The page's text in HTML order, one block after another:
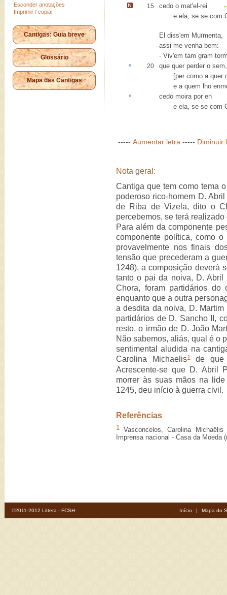
Esconder anotações
Imprimir / copiar
Cantigas: Guia breve
Glossário
Mapa das Cantigas
15 cedo o mat'el-rei
e ela, se se com
El diss'em Muïmenta,
assi me venha bem:
- Viv'em tam gram
20 que quer perder o sem,
[per como a quer
e a quem lho
cedo moira por en
e ela, se se com
----- Aumentar letra ----- Diminuir
Nota geral:
Cantiga que tem como tema
poderoso rico-homem D.
de Riba de Vizela, dito o
percebemos, se terá
Para além da componente
componente política, como
provavelmente nos finais
tensão que precederam a
1248), a composição deverá
tanto o pai da noiva, D. Abril
Chora, foram partidários do
enquanto que a outra
a desdita da noiva, D.
partidários de D. Sancho II,
resto, o irmão de D. João
Não sabemos, aliás, qual é o
sentimental aludida na
Carolina Michaelis1de que
Acrescente-se que D. Abril
morrer às suas mãos na
1245, deu início à guerra civil.
Referências
1
Vasconcelos, Carolina
Imprensa nacional - Casa da
©2011-2012 Littera - FCSH Início | Mapa do